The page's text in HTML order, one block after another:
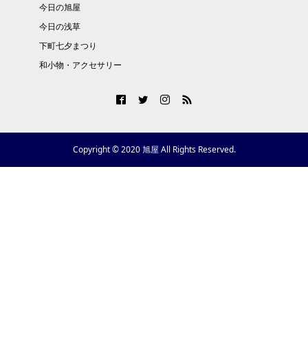
今日の旭屋
今日の浅草
下町七夕まつり
和小物・アクセサリー
Copyright © 2020 旭屋 All Rights Reserved.